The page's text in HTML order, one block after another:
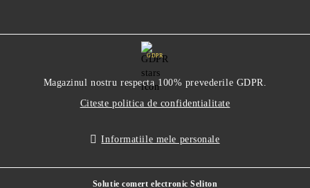
GDPR
Magazinul nostru respecta 100% prevederile GDPR.
Citeste politica de confidentialitate
Informatiile mele personale
Solutie comert electronic Seliton